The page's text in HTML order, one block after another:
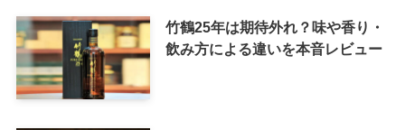
竹鶴25年は期待外れ？味や香り・
飲み方による違いを本音レビュー